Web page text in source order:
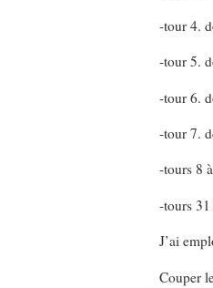
-tour 4.
-tour 5.
-tour 6.
-tour 7.
-tours 8
-tours
J’ai
Couper